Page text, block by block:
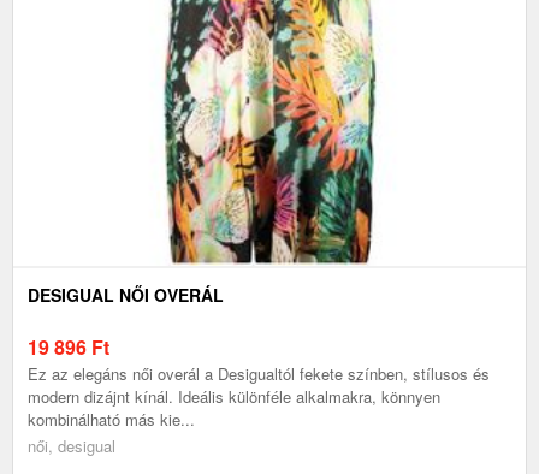
DESIGUAL NŐI OVERÁL
19 896 Ft
Ez az elegáns női overál a Desigualtól fekete színben, stílusos és
modern dizájnt kínál. Ideális különféle alkalmakra, könnyen
kombinálható más kie...
női, desigual